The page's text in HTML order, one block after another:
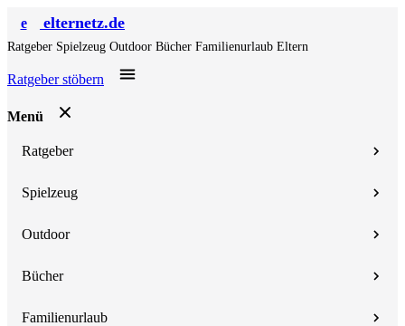
e elternetz.de
Ratgeber Spielzeug Outdoor Bücher Familienurlaub Eltern
Ratgeber stöbern
Menü
Ratgeber
Spielzeug
Outdoor
Bücher
Familienurlaub